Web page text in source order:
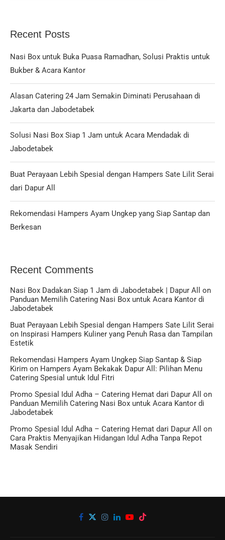
Recent Posts
Nasi Box untuk Buka Puasa Ramadhan, Solusi Praktis untuk
Bukber & Acara Kantor
Alasan Catering 24 Jam Semakin Diminati Perusahaan di
Jakarta dan Jabodetabek
Solusi Nasi Box Siap 1 Jam untuk Acara Mendadak di
Jabodetabek
Buat Perayaan Lebih Spesial dengan Hampers Sate Lilit Serai
dari Dapur All
Rekomendasi Hampers Ayam Ungkep yang Siap Santap dan
Berkesan
Recent Comments
Nasi Box Dadakan Siap 1 Jam di Jabodetabek | Dapur All
on
Panduan Memilih Catering Nasi Box untuk Acara Kantor di
Jabodetabek
Buat Perayaan Lebih Spesial dengan Hampers Sate Lilit Serai
on Inspirasi Hampers Kuliner yang Penuh Rasa dan Tampilan
Estetik
Rekomendasi Hampers Ayam Ungkep Siap Santap & Siap
Kirim on Hampers Ayam Bekakak Dapur All: Pilihan Menu
Catering Spesial untuk Idul Fitri
Promo Spesial Idul Adha – Catering Hemat dari Dapur All
on
Panduan Memilih Catering Nasi Box untuk Acara Kantor di
Jabodetabek
Promo Spesial Idul Adha – Catering Hemat dari Dapur All
on
Cara Praktis Menyajikan Hidangan Idul Adha Tanpa Repot
Masak Sendiri